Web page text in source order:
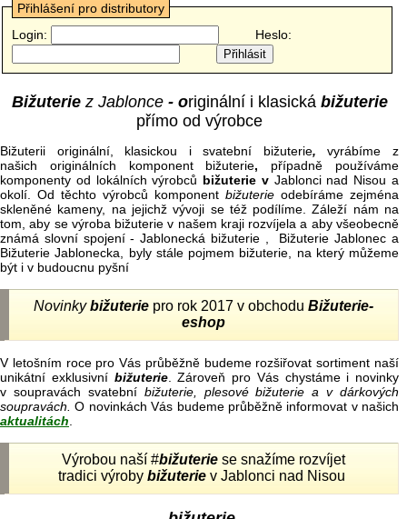
Přihlášení pro distributory
Login:
Heslo:
Bižuteriez Jablonce - originální i klasická bižuterie
přímo od výrobce
Bižuterii originální, klasickou i svatební bižuterie, vyrábíme z
našich originálních komponent bižuterie, případně používáme
komponenty od lokálních výrobců bižuterie vJablonci nad Nisou a
okolí. Od těchto výrobců komponentbižuterieodebíráme zejména
skleněné kameny, na jejichž vývoji se též podílíme. Záleží nám na
tom, aby se výroba bižuterie v našem kraji rozvíjela a aby všeobecně
známá slovní spojení - Jablonecká bižuterie , Bižuterie Jablonec a
Bižuterie Jablonecka, byly stále pojmem bižuterie, na který můžeme
být i v budoucnu pyšní
Novinkybižuterie pro rok 2017 v obchoduBižuterie-
eshop
V letošním roce pro Vás průběžně budeme rozšiřovat sortiment naší
unikátní exklusivní bižuterie. Zároveň pro Vás chystáme i novinky
v soupravách svatební bižuterie, plesové bižuterie a v dárkových
soupravách. O novinkách Vás budeme průběžně informovat v našich
aktualitách
Výrobou naší #bižuterie se snažíme rozvíjet
tradici výrobybižuterie v Jablonci nad Nisou